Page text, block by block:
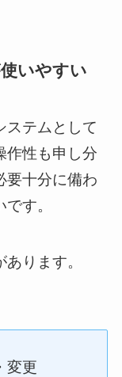
いやすい
ステムとして
作性も申し分
要十分に備わ
す。
ります。
変更